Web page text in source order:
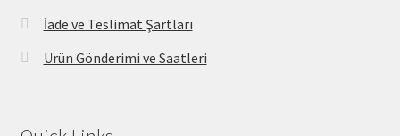
İade ve Teslimat Şartları
Ürün Gönderimi ve Saatleri